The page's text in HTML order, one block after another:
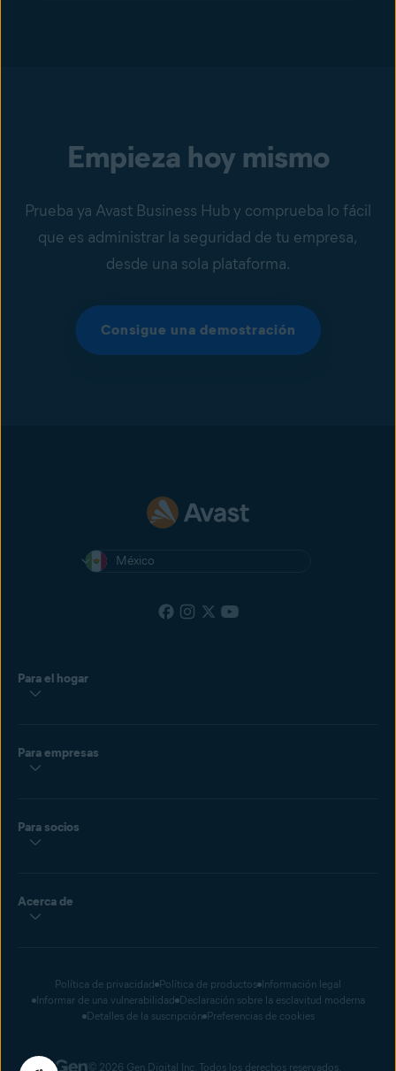
Empieza hoy mismo
Prueba ya Avast Business Hub y comprueba lo fácil
que es administrar la seguridad de tu empresa,
desde una sola plataforma.
Consigue una demostración
México
Para el hogar
Para empresas
Para socios
Acerca de
Política de privacidad Política de productos Información legal
Informar de una vulnerabilidad Declaración sobre la esclavitud moderna
Detalles de la suscripción Preferencias de cookies
© 2026 Gen Digital Inc. Todos los derechos reservados.